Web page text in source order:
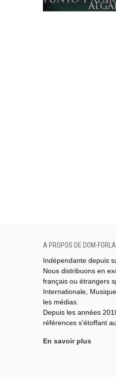
A PROPOS DE DOM-
Indépendante depuis
Nous distribuons en
français ou étrangers
Internationale,
les médias.
Depuis les années
références s'étoffant
En savoir plus